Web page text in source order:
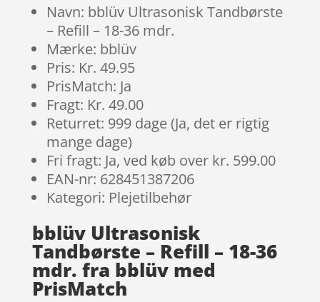
Navn: bblüv Ultrasonisk Tandbørste
– Refill – 18-36 mdr.
Mærke: bblüv
Pris: Kr. 49.95
PrisMatch: Ja
Fragt: Kr. 49.00
Returret: 999 dage (Ja, det er rigtig
mange dage)
Fri fragt: Ja, ved køb over kr. 599.00
EAN-nr: 628451387206
Kategori: Plejetilbehør
bblüv Ultrasonisk
Tandbørste – Refill – 18-36
mdr. fra bblüv med
PrisMatch